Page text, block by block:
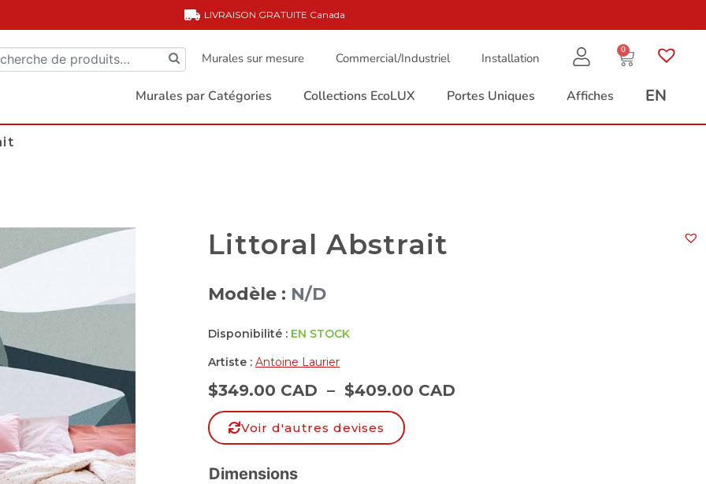
LIVRAISON GRATUITE Canada
Murales sur mesure Commercial/Industriel Installation
0
Murales par Catégories Collections EcoLUX Portes Uniques Affiches EN
Littoral Abstrait
Modèle : N/D
Disponibilité : EN STOCK
Artiste :Antoine Laurier
$349.00 CAD – $409.00 CAD
Voir d'autres devises
Dimensions